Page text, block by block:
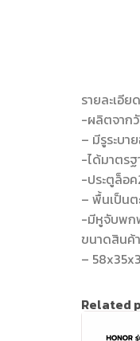
รายละเอีย
-ผลิตจาก
– มีรูระบา
-ได้มาตร
-ประตูล็อค
– พื้นเป็น
-มีหูจับพก
ขนาดสินค้า
–
Related